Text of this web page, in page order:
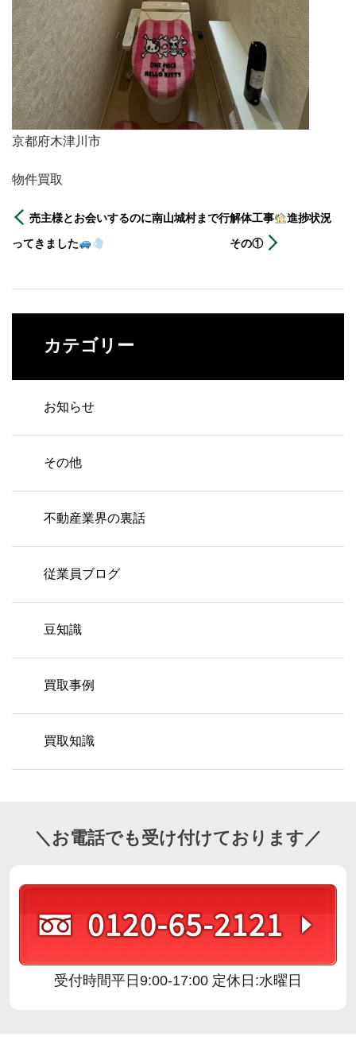
京都府木津川市
物件買取
売主様とお会いするのに南山城村まで行
ってきました
解体工事 進捗状況
その①
カテゴリー
お知らせ
その他
不動産業界の裏話
従業員ブログ
豆知識
買取事例
買取知識
＼お電話でも受け付けております／
受付時間平日9:00-17:00 定休日:水曜日